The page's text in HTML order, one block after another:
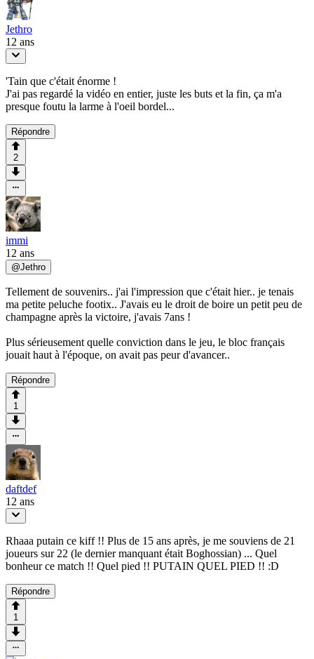
Jethro
12 ans
'Tain que c'était énorme !
J'ai pas regardé la vidéo en entier, juste les buts et la fin, ça m'a
presque foutu la larme à l'oeil bordel...
Répondre
2
immi
12 ans
@Jethro
Tellement de souvenirs.. j'ai l'impression que c'était hier.. je tenais
ma petite peluche footix.. J'avais eu le droit de boire un petit peu de
champagne après la victoire, j'avais 7ans !
Plus sérieusement quelle conviction dans le jeu, le bloc français
jouait haut à l'époque, on avait pas peur d'avancer..
Répondre
1
daftdef
12 ans
Rhaaa putain ce kiff !! Plus de 15 ans après, je me souviens de 21
joueurs sur 22 (le dernier manquant était Boghossian) ... Quel
bonheur ce match !! Quel pied !! PUTAIN QUEL PIED !! :D
Répondre
1